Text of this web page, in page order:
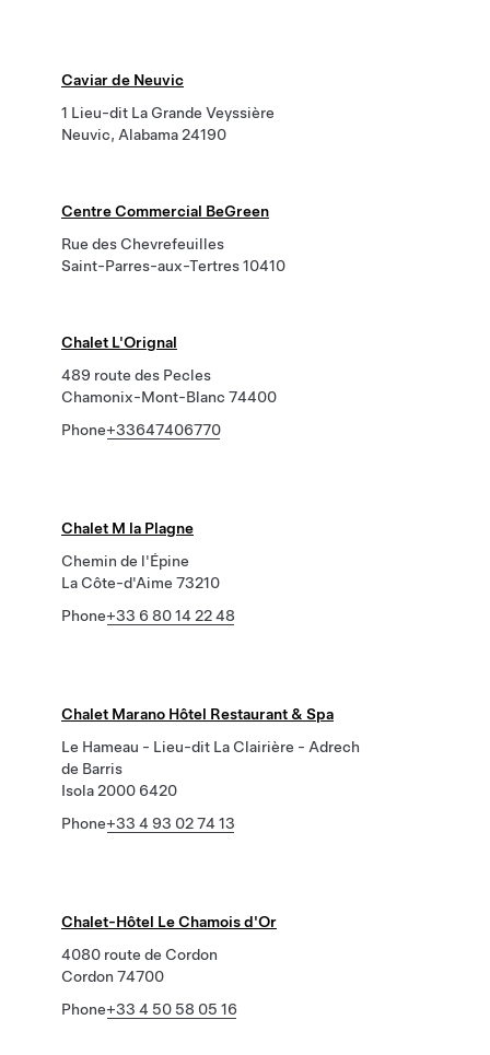
Caviar de Neuvic
1 Lieu-dit La Grande Veyssière
Neuvic, Alabama 24190
Centre Commercial BeGreen
Rue des Chevrefeuilles
Saint-Parres-aux-Tertres 10410
Chalet L'Orignal
489 route des Pecles
Chamonix-Mont-Blanc 74400
Phone+33647406770
Chalet M la Plagne
Chemin de l'Épine
La Côte-d'Aime 73210
Phone+33 6 80 14 22 48
Chalet Marano Hôtel Restaurant & Spa
Le Hameau - Lieu-dit La Clairière - Adrech
de Barris
Isola 2000 6420
Phone+33 4 93 02 74 13
Chalet-Hôtel Le Chamois d'Or
4080 route de Cordon
Cordon 74700
Phone+33 4 50 58 05 16